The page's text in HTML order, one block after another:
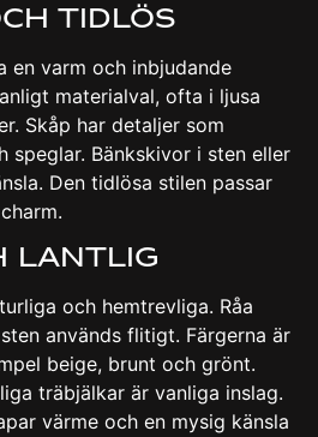
Tidlös
en varm och inbjudande
materialval, ofta i ljusa
Skåp har detaljer som
speglar. Bänkskivor i sten eller
Den tidlösa stilen passar
Lantlig
och hemtrevliga. Råa
används flitigt. Färgerna är
beige, brunt och grönt.
träbjälkar är vanliga inslag.
värme och en mysig känsla